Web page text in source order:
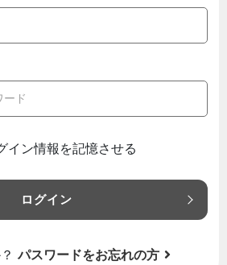
イン情報を記憶させる
ログイン
パスワードをお忘れの方